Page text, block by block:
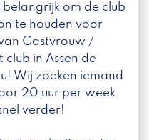
om de club
te houden voor
Gastvrouw /
club in Assen de
Wij zoeken iemand
20 uur per week.
verder!